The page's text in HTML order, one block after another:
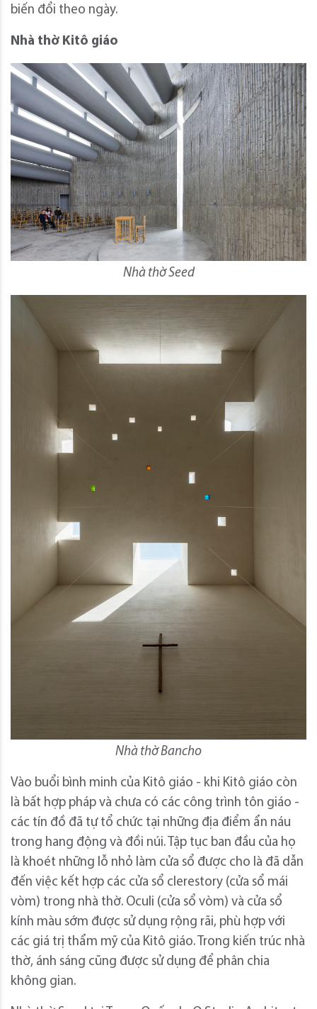
biến đổi theo ngày.
Nhà thờ Kitô giáo
Nhà thờ Seed
Nhà thờ Bancho
Vào buổi bình minh của Kitô giáo - khi Kitô giáo còn
là bất hợp pháp và chưa có các công trình tôn giáo -
các tín đồ đã tự tổ chức tại những địa điểm ẩn náu
trong hang động và đồi núi. Tập tục ban đầu của họ
là khoét những lỗ nhỏ làm cửa sổ được cho là đã dẫn
đến việc kết hợp các cửa sổ clerestory (cửa sổ mái
vòm) trong nhà thờ. Oculi (cửa sổ vòm) và cửa sổ
kính màu sớm được sử dụng rộng rãi, phù hợp với
các giá trị thẩm mỹ của Kitô giáo. Trong kiến ​​trúc nhà
thờ, ánh sáng cũng được sử dụng để phân chia
không gian.